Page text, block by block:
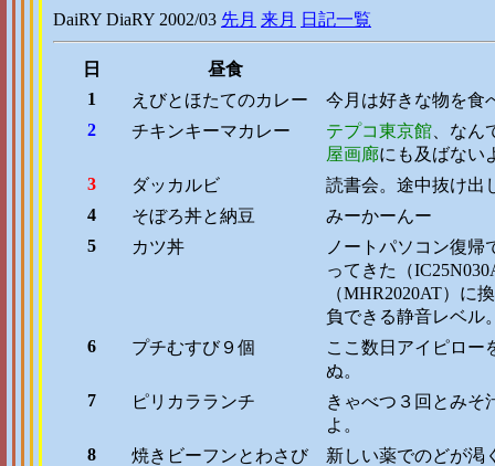
DaiRY DiaRY 2002/03 先月 来月 日記一覧
日
昼食
1
えびとほたてのカレー
今月は好きな物を
2
チキンキーマカレー テプコ東京館 、な
屋画廊にも及ばない
3
ダッカルビ
読書会。途中抜け出
4
そぼろ丼と納豆
みーかーんー
5
カツ丼
ノートパソコン復帰
ってきた（
（MHR2020AT）に
負できる静音レベル
6
プチむすび９個
ここ数日アイピロー
ぬ。
7
ピリカラランチ
きゃべつ３回とみそ
よ。
8
焼きビーフンとわさび
新しい薬でのどが渇